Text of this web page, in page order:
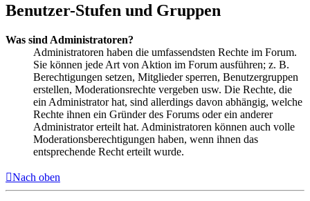
Benutzer-Stufen und Gruppen
Was sind Administratoren?
Administratoren haben die umfassendsten Rechte im Forum.
Sie können jede Art von Aktion im Forum ausführen; z. B.
Berechtigungen setzen, Mitglieder sperren, Benutzergruppen
erstellen, Moderationsrechte vergeben usw. Die Rechte, die
ein Administrator hat, sind allerdings davon abhängig, welche
Rechte ihnen ein Gründer des Forums oder ein anderer
Administrator erteilt hat. Administratoren können auch volle
Moderationsberechtigungen haben, wenn ihnen das
entsprechende Recht erteilt wurde.
Nach oben